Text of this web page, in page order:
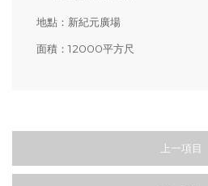
地點： 新紀元廣場
面積：12000平方尺
上一項目